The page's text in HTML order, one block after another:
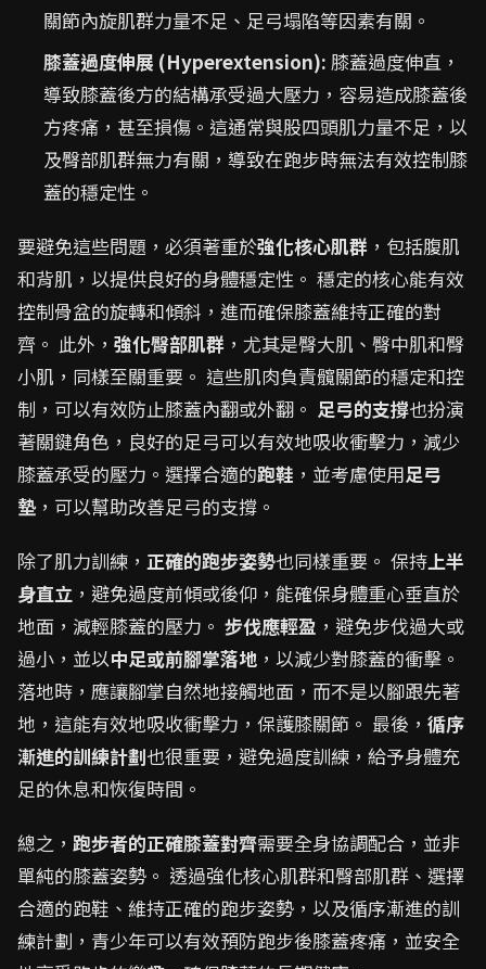
關節內旋肌群力量不足、足弓塌陷等因素有關。
膝蓋過度伸展 (Hyperextension): 膝蓋過度伸直，
導致膝蓋後方的結構承受過大壓力，容易造成膝蓋後
方疼痛，甚至損傷。這通常與股四頭肌力量不足，以
及臀部肌群無力有關，導致在跑步時無法有效控制膝
蓋的穩定性。
要避免這些問題，必須著重於強化核心肌群 ，包括腹肌
和背肌，以提供良好的身體穩定性。 穩定的核心能有效
控制骨盆的旋轉和傾斜，進而確保膝蓋維持正確的對
齊。 此外， 強化臀部肌群 ，尤其是臀大肌、臀中肌和臀
小肌，同樣至關重要。 這些肌肉負責髖關節的穩定和控
制，可以有效防止膝蓋內翻或外翻。 足弓的支撐也扮演
著關鍵角色，良好的足弓可以有效地吸收衝擊力，減少
膝蓋承受的壓力。選擇合適的跑鞋 ，並考慮使用足弓
墊，可以幫助改善足弓的支撐。
除了肌力訓練， 正確的跑步姿勢也同樣重要。 保持上半
身直立 ，避免過度前傾或後仰，能確保身體重心垂直於
地面，減輕膝蓋的壓力。 步伐應輕盈 ，避免步伐過大或
過小，並以中足或前腳掌落地 ，以減少對膝蓋的衝擊。
落地時，應讓腳掌自然地接觸地面，而不是以腳跟先著
地，這能有效地吸收衝擊力，保護膝關節。 最後， 循序
漸進的訓練計劃也很重要，避免過度訓練，給予身體充
足的休息和恢復時間。
總之， 跑步者的正確膝蓋對齊需要全身協調配合，並非
單純的膝蓋姿勢。 透過強化核心肌群和臀部肌群、選擇
合適的跑鞋、維持正確的跑步姿勢，以及循序漸進的訓
練計劃，青少年可以有效預防跑步後膝蓋疼痛，並安全